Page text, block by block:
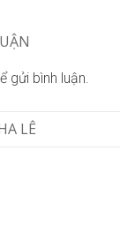
gửi bình luận.
LÊ